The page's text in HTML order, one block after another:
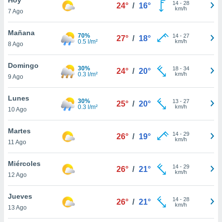
en
más
nuestra
de
cookies
aceptar
7 Ago
24° / 16° 14- 28
km/h
Mañana
8 Ago
70%
0.5 l/m²
27° / 18° 14- 27
km/h
Domingo
9 Ago
30%
0.3 l/m²
24° / 20° 18- 34
km/h
Lunes
10 Ago
30%
0.3 l/m²
25° / 20° 13- 27
km/h
Martes
11 Ago
26° / 19° 14- 29
km/h
Miércoles
12 Ago
26° / 21° 14- 29
km/h
Jueves
13 Ago
26° / 21° 14- 28
km/h